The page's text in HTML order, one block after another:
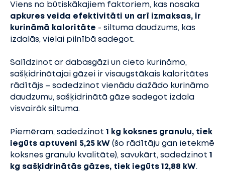
Viens no būtiskākajiem faktoriem, kas nosaka
apkures veida efektivitāti un arī izmaksas, ir
kurināmā kaloritāte - siltuma daudzums, kas
izdalās, vielai pilnībā sadegot.
Salīdzinot ar dabasgāzi un cieto kurināmo,
sašķidrinātajai gāzei ir visaugstākais kaloritātes
rādītājs – sadedzinot vienādu dažādo kurināmo
daudzumu, sašķidrinātā gāze sadegot izdala
visvairāk siltuma.
Piemēram, sadedzinot 1 kg koksnes granulu, tiek
iegūts aptuveni 5,25 kW (šo rādītāju gan ietekmē
koksnes granulu kvalitāte), savukārt, sadedzinot 1
kg sašķidrinātās gāzes, tiek iegūts 12,88 kW.